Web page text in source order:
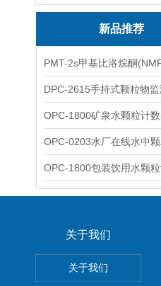
新品推荐
DPC-2615手持式颗粒物
OPC-1800矿泉水颗粒计
OPC-1800包装饮用水颗
关于我们
关于我们